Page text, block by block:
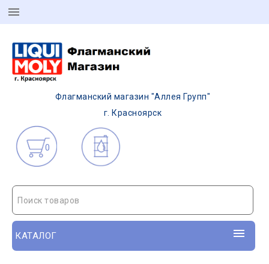
Флагманский магазин "Аллея Групп"
г. Красноярск
0
Поиск товаров
КАТАЛОГ